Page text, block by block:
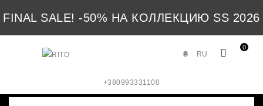
FINAL SALE! -50% НА КОЛЛЕКЦИЮ SS 2026
0
RU
₴
+380993331100